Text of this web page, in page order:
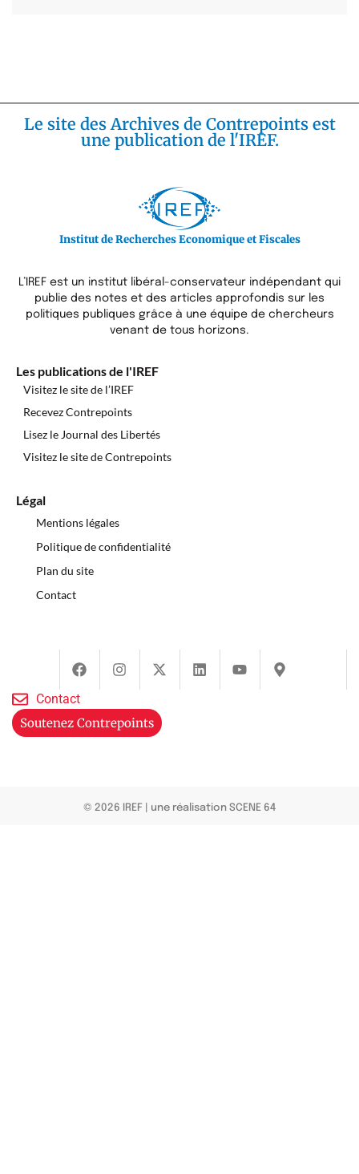
Le site des Archives de Contrepoints est
une publication de l'IREF.
Institut de Recherches Economique et Fiscales
L’IREF est un institut libéral-conservateur indépendant qui
publie des notes et des articles approfondis sur les
politiques publiques grâce à une équipe de chercheurs
venant de tous horizons.
Les publications de l'IREF
Visitez le site de l’IREF
Recevez Contrepoints
Lisez le Journal des Libertés
Visitez le site de Contrepoints
Légal
Mentions légales
Politique de confidentialité
Plan du site
Contact
Contact
Soutenez Contrepoints
© 2026 IREF une réalisation SCENE 64